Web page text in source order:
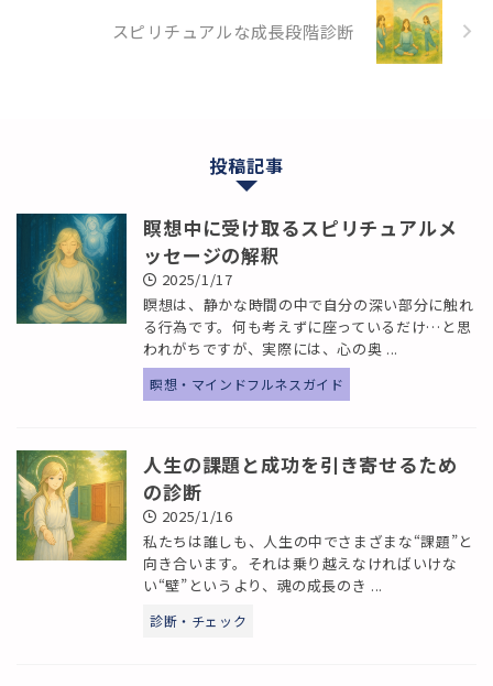
スピリチュアルな成長段階診断
投稿記事
瞑想中に受け取るスピリチュアルメ
ッセージの解釈
2025/1/17
瞑想は、静かな時間の中で自分の深い部分に触れ
る行為です。何も考えずに座っているだけ…と思
われがちですが、実際には、心の奥 ...
瞑想・マインドフルネスガイド
人生の課題と成功を引き寄せるため
の診断
2025/1/16
私たちは誰しも、人生の中でさまざまな“課題”と
向き合います。それは乗り越えなければいけな
い“壁”というより、魂の成長のき ...
診断・チェック